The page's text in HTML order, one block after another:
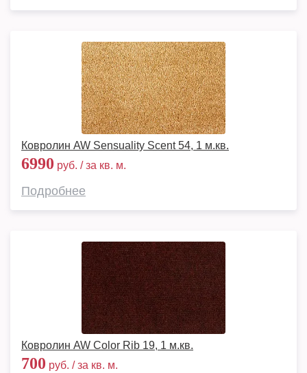
Ковролин AW Sensuality Scent 54, 1 м.кв.
6990 руб. / за кв. м.
Подробнее
Ковролин AW Color Rib 19, 1 м.кв.
700 руб. / за кв. м.